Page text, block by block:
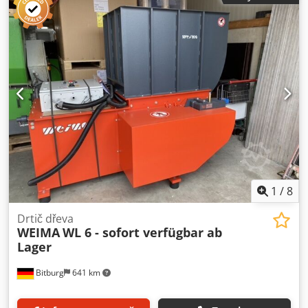
1 /8
Bitburg 641 km
Drtič dřeva
WEIMAWL 6 - sofort verfügbar ab
Lager